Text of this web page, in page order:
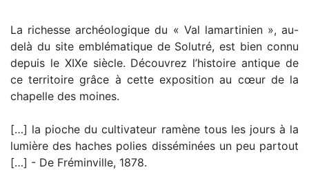
La richesse archéologique du « Val lamartinien », au-
delà du site emblématique de Solutré, est bien connu
depuis le XIXe siècle. Découvrez l’histoire antique de
ce territoire grâce à cette exposition au cœur de la
chapelle des moines.
[…] la pioche du cultivateur ramène tous les jours à la
lumière des haches polies disséminées un peu partout
[…] - De Fréminville, 1878.